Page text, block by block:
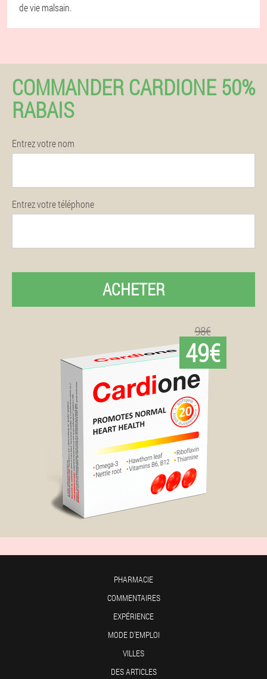
de vie malsain.
COMMANDER CARDIONE 50%
RABAIS
Entrez votre nom
Entrez votre téléphone
ACHETER
98€
49€
PHARMACIE
COMMENTAIRES
EXPÉRIENCE
MODE D'EMPLOI
VILLES
DES ARTICLES